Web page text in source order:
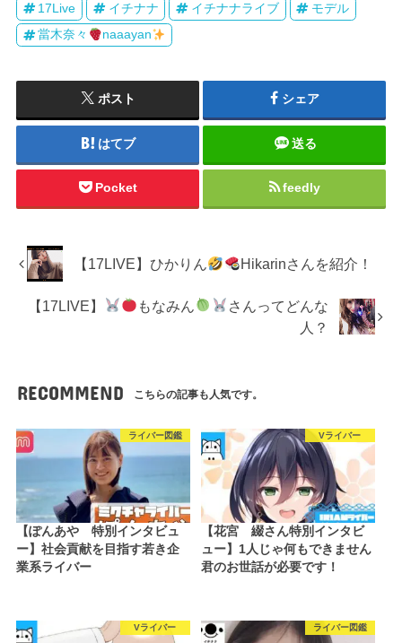
17Live
イチナナ イチナナライブ
モデル
當木奈々
naaayan
ポスト シェア
はてブ 送る
Pocket feedly
【17LIVE】ひかりん Hikarinさんを紹介！
【17LIVE】 もなみん
さんってどんな
人？
RECOMMEND こちらの記事も人気です。
ライバー図鑑
【ぽんあや 特別インタビュ
ー】社会貢献を目指す若き企
業系ライバー
Vライバー
【花宮 綴さん特別インタビ
ュー】1人じゃ何もできません
君のお世話が必要です！
Vライバー ライバー図鑑